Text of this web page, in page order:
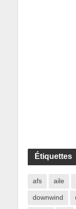
Étiquettes
afs aile
downwind